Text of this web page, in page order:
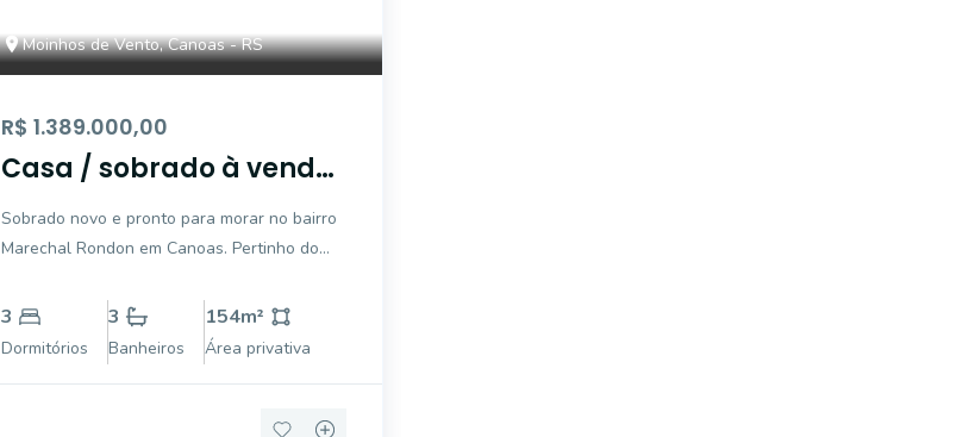
Moinhos de Vento, Canoas - RS
R$ 1.389.000,00
Casa / sobrado à venda
no bairro Marechal
Rondon em Canoas.
Sobrado novo e pronto para morar no bairro
Marechal Rondon em Canoas. Pertinho do
lavabo. 3 dormitórios sendo uma suíte e
todos os dormitórios com sacada. Dormitórios
fundos com vista panorâmica. Cozinha e jan
3
Dormitórios
3
Banheiros
154m²
Área privativa